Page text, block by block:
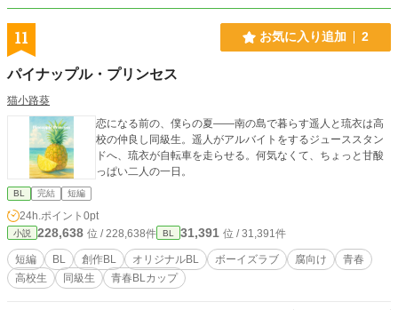
11 お気に入り追加 2
パイナップル・プリンセス
猫小路葵
恋になる前の、僕らの夏――南の島で暮らす遥人と琉衣は高
校の仲良し同級生。遥人がアルバイトをするジューススタン
ドへ、琉衣が自転車を走らせる。何気なくて、ちょっと甘酸
っぱい二人の一日。
BL 完結 短編
24h.ポイント 0pt
小説 228,638 位 / 228,638件 BL 31,391 位 / 31,391件
短編 BL 創作BL オリジナルBL ボーイズラブ 腐向け
青春
高校生
同級生 青春BLカップ​